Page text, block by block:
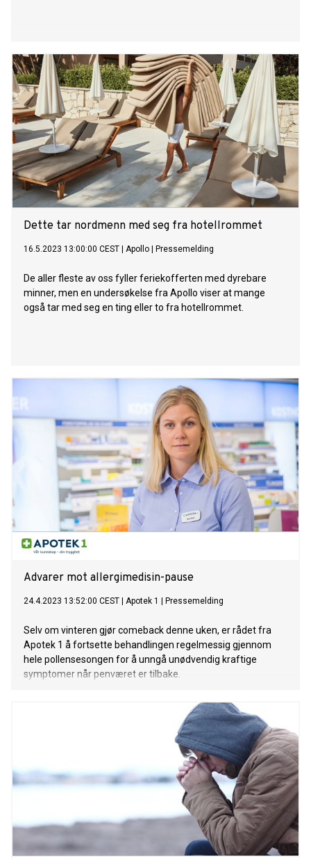
Dette tar nordmenn med seg fra hotellrommet
16.5.2023 13:00:00 CEST Apollo Pressemelding
De aller fleste av oss fyller feriekofferten med dyrebare
minner, men en undersøkelse fra Apollo viser at mange
også tar med seg en ting eller to fra hotellrommet.
Advarer mot allergimedisin-pause
24.4.2023 13:52:00 CEST Apotek 1 Pressemelding
Selv om vinteren gjør comeback denne uken, er rådet fra
Apotek 1 å fortsette behandlingen regelmessig gjennom
hele pollensesongen for å unngå unødvendig kraftige
symptomer når penværet er tilbake.